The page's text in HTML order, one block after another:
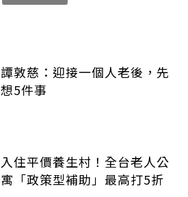
譚敦慈：迎接一個人老後，先
想5件事
入住平價養生村！全台老人公
寓「政策型補助」最高打5折